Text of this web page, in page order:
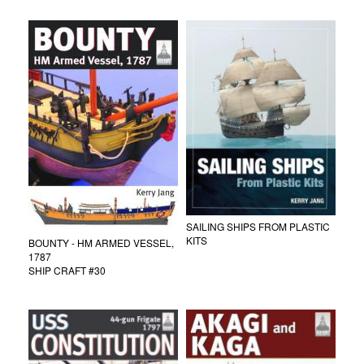
BOUNTY - HM ARMED VESSEL,
1787
SHIP CRAFT #30
SAILING SHIPS FROM PLASTIC
KITS